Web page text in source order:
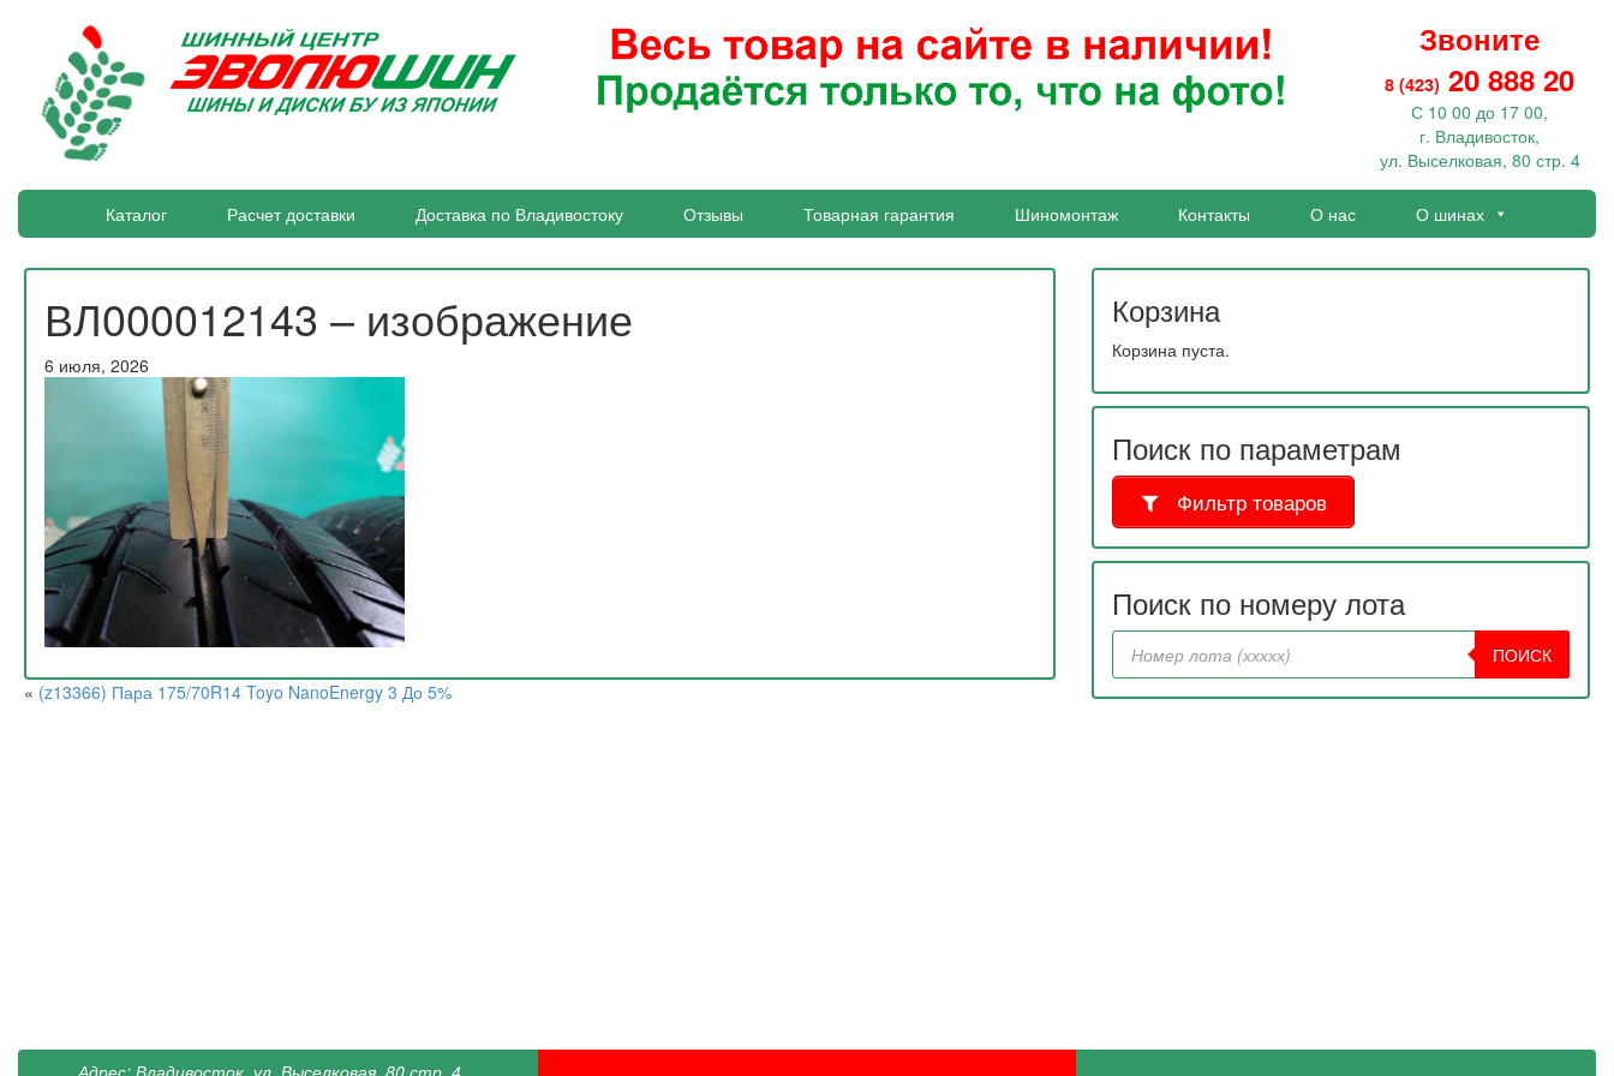
Звоните
8 (423) 20 888 20
С 10 00 до 17 00,
г. Владивосток,
ул. Выселковая, 80 стр. 4
Каталог Расчет доставки Доставка по Владивостоку Отзывы Товарная гарантия Шиномонтаж Контакты О нас О шинах
ВЛ000012143 – изображение
6 июля, 2026
« (z13366) Пара 175/70R14 Toyo NanoEnergy 3 До 5%
Корзина
Корзина пуста.
Поиск по параметрам
Фильтр товаров
Поиск по номеру лота
ПОИСК
Адрес: Владивосток, ул. Выселковая, 80 стр. 4